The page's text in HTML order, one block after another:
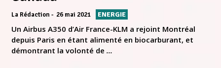
La Rédaction 26 mai 2021 ENERGIE
Un Airbus A350 d’Air France-KLM a rejoint Montréal
depuis Paris en étant alimenté en biocarburant, et
démontrant la volonté de ...